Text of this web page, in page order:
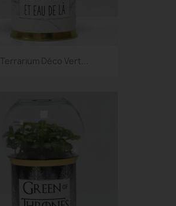
Terrarium Déco Vert...